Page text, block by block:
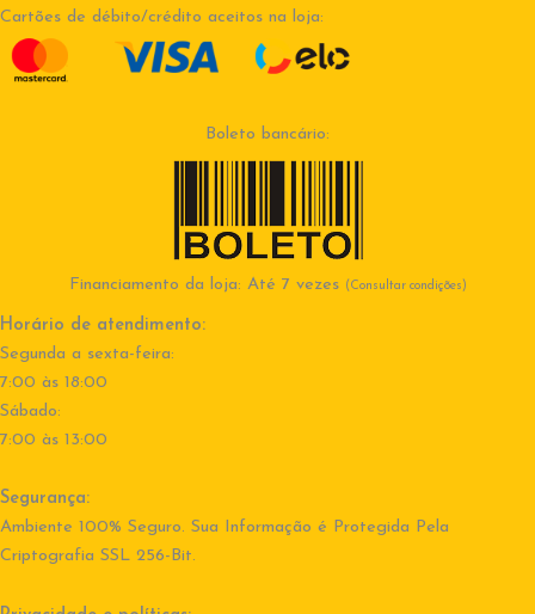
Cartões de débito/crédito aceitos na loja:
Boleto bancário:
Financiamento da loja: Até 7 vezes (Consultar condições)
Horário de atendimento:
Segunda a sexta-feira:
7:00 às 18:00
Sábado:
7:00 às 13:00
Segurança:
Ambiente 100% Seguro. Sua Informação é Protegida Pela
Criptografia SSL 256-Bit.